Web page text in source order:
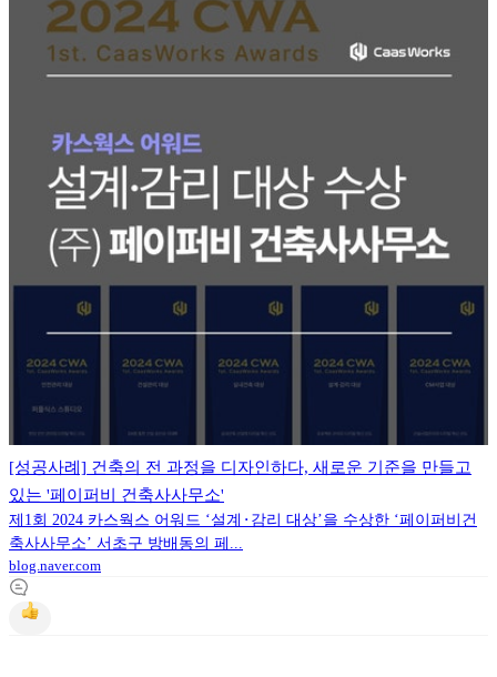
[성공사례] 건축의 전 과정을 디자인하다, 새로운 기준을 만들고
있는 '페이퍼비 건축사사무소'
제1회 2024 카스웍스 어워드 ‘설계⬝감리 대상’을 수상한 ‘페이퍼비건
축사사무소’ 서초구 방배동의 페...
blog.naver.com